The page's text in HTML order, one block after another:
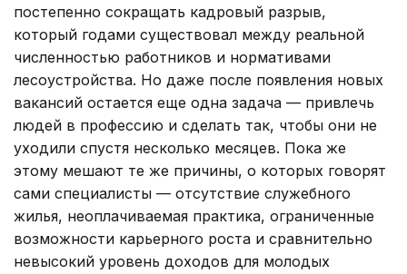
постепенно сокращать кадровый разрыв,
который годами существовал между реальной
численностью работников и нормативами
лесоустройства. Но даже после появления новых
вакансий остается еще одна задача — привлечь
людей в профессию и сделать так, чтобы они не
уходили спустя несколько месяцев. Пока же
этому мешают те же причины, о которых говорят
сами специалисты — отсутствие служебного
жилья, неоплачиваемая практика, ограниченные
возможности карьерного роста и сравнительно
невысокий уровень доходов для молодых